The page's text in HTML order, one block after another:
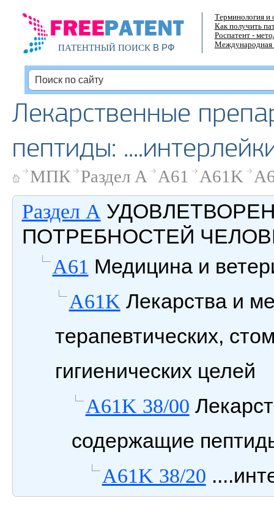
ПАТЕНТНЫЙ ПОИСКВ РФ
Терминология и
Как получить
Роспатент -
Международная
Лекарственные
пептиды:
МПК Раздел A A61 A61K
Раздел A
ПОТРЕБНОСТЕЙ
A61 Медицина и
A61K Лекарства и
терапевтических,
гигиенических целей
A61K 38/00
содержащие
A61K 38/20